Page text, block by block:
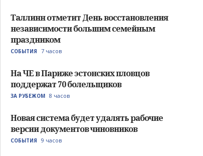
Таллинн отметит День восстановления
независимости большим семейным
праздником
СОБЫТИЯ 7 часов
На ЧЕ в Париже эстонских пловцов
поддержат 70 болельщиков
ЗА РУБЕЖОМ 8 часов
Новая система будет удалять рабочие
версии документов чиновников
СОБЫТИЯ 9 часов